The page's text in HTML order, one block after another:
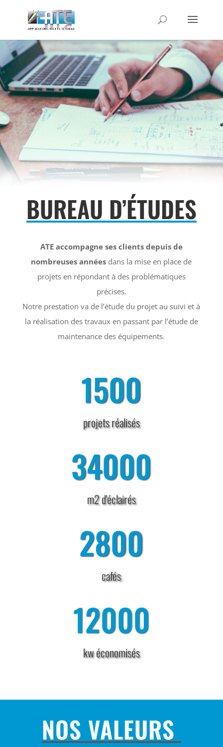
BUREAU D’ÉTUDES
ATE accompagne ses clients depuis de
nombreuses années dans la mise en place de
projets en répondant à des problématiques
précises.
Notre prestation va de l’étude du projet au suivi et à
la réalisation des travaux en passant par l’étude de
maintenance des équipements.
1500
projets réalisés
34000
m2 d'éclairés
2800
cafés
12000
kw économisés
NOS VALEURS